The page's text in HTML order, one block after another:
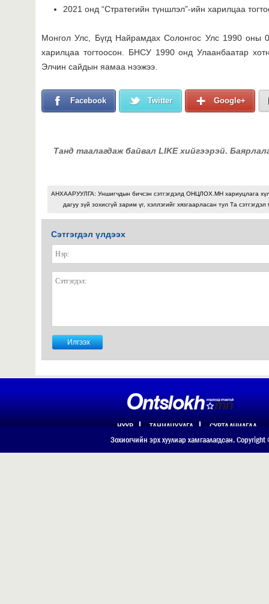
2021 онд “Стратегийн түншлэл”-ийн харилцаа
Монгол Улс, Бүгд Найрамдах Солонгос Улс 1990 оны
харилцаа тогтоосон. БНСУ 1990 онд Улаанбаатар
Элчин сайдын яамаа нээжээ.
Facebook Twitter Google+
Танд таалагдаж байвал LIKE хийгээрэй.
АНХААРУУЛГА: Уншигчдын бичсэн сэтгэгдэлд ОНЦЛОХ.МН хариуцлага
дагуу зүй зохисгүй зарим үг, хэллэгийг хязгаарласан тул Та
Сэтгэгдэл үлдээх
НҮҮР ТАНИЛЦУУЛГА СУРТАЛЧИЛГАА
ХОЛБОО БАРИХ
Зохиогчийн эрх хуулиар хамгаалагдсан.